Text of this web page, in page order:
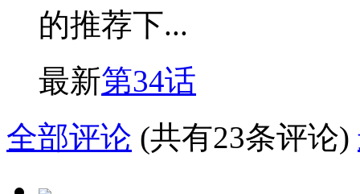
的推荐下...
最新第34话
全部评论 (共有23条评论)